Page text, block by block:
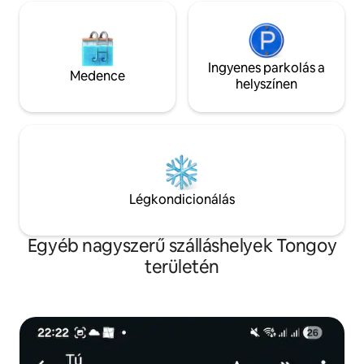
Medence
Ingyenes parkolás a
helyszínen
Légkondicionálás
Egyéb nagyszerű szálláshelyek Tongoy
területén